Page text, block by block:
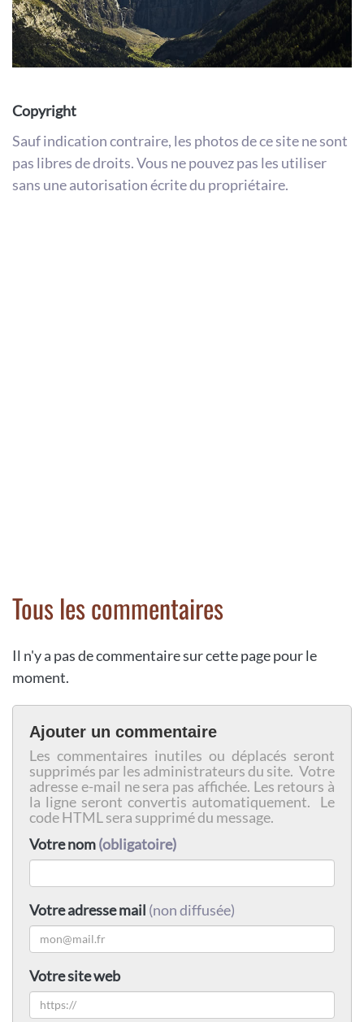
Copyright
Sauf indication contraire, les photos de ce site ne sont
pas libres de droits. Vous ne pouvez pas les utiliser
sans une autorisation écrite du propriétaire.
Tous les commentaires
Il n'y a pas de commentaire sur cette page pour le
moment.
Ajouter un commentaire
Les commentaires inutiles ou déplacés seront
supprimés par les administrateurs du site. Votre
adresse e-mail ne sera pas affichée. Les retours à
la ligne seront convertis automatiquement. Le
code HTML sera supprimé du message.
Votre nom(obligatoire)
Votre adresse mail (non diffusée)
Votre site web